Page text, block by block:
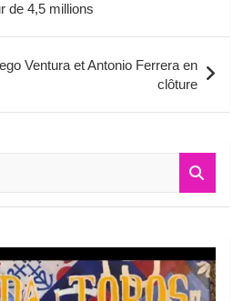
de 4,5 millions
Ventura et Antonio Ferrera en
clôture